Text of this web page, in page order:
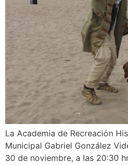
La Academia de Recreación
Municipal Gabriel González
30 de noviembre, a las 20:30